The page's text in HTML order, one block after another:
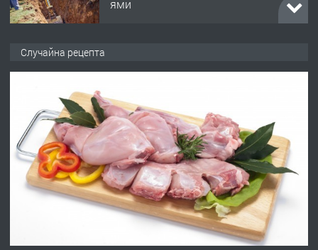
преди 11 месеца
ПРЕДЛАГА Онлайн магазин за всички!
преди 11 месеца
Курс Помощник-възпитател
Случайна рецепта